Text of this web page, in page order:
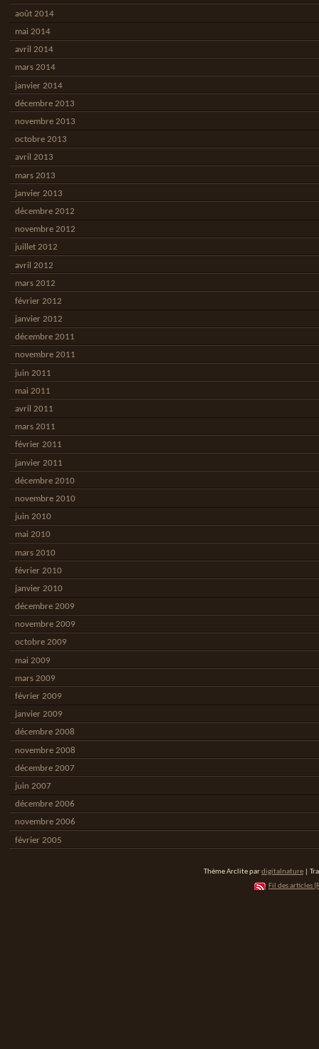
août 2014
mai 2014
avril 2014
mars 2014
janvier 2014
décembre 2013
novembre 2013
octobre 2013
avril 2013
mars 2013
janvier 2013
décembre 2012
novembre 2012
juillet 2012
avril 2012
mars 2012
février 2012
janvier 2012
décembre 2011
novembre 2011
juin 2011
mai 2011
avril 2011
mars 2011
février 2011
janvier 2011
décembre 2010
novembre 2010
juin 2010
mai 2010
mars 2010
février 2010
janvier 2010
décembre 2009
novembre 2009
octobre 2009
mai 2009
mars 2009
février 2009
janvier 2009
décembre 2008
novembre 2008
décembre 2007
juin 2007
décembre 2006
novembre 2006
février 2005
Thème Arclite pardigitalnature |
Fil des articles